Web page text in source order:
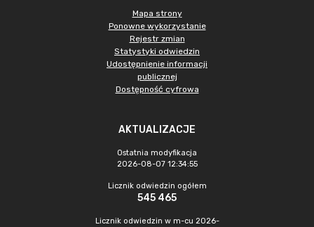
Mapa strony
Ponowne wykorzystanie
Rejestr zmian
Statystyki odwiedzin
Udostępnienie informacji
publicznej
Dostępność cyfrowa
AKTUALIZACJE
Ostatnia modyfikacja
2026-08-07 12:34:55
Licznik odwiedzin ogółem
545 465
Licznik odwiedzin w m-cu 2026-